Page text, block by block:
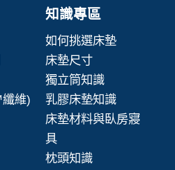
維)
知識專區
如何挑選床墊
床墊尺寸
獨立筒知識
乳膠床墊知識
床墊材料與臥房寢
具
枕頭知識